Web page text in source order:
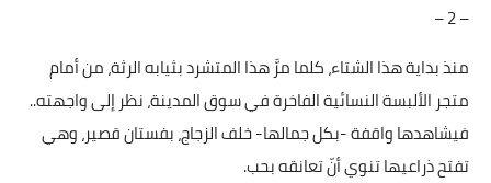
– 2 –
منذ بداية هذا الشتاء، كلما مرَّ هذا المتشرد بثيابه الرثة، من أمام
متجر الألبسة النسائية الفاخرة في سوق المدينة، نظر إلى واجهته..
فيشاهدها واقفة -بكل جمالها- خلف الزجاج، بفستان قصير، وهي
تفتح ذراعيها تنوي أنّ تعانقه بحب.